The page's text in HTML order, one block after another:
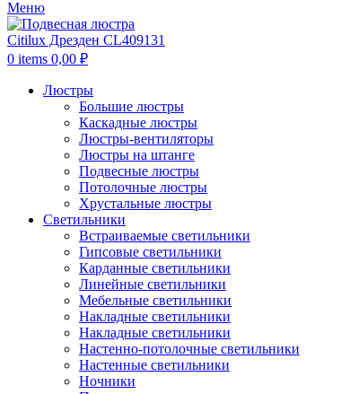
Меню
0 items 0,00 ₽
Люстры
Большие люстры
Каскадные люстры
Люстры-вентиляторы
Люстры на штанге
Подвесные люстры
Потолочные люстры
Хрустальные люстры
Светильники
Встраиваемые светильники
Гипсовые светильники
Карданные светильники
Линейные светильники
Мебельные светильники
Накладные светильники
Накладные светильники
Настенно-потолочные светильники
Настенные светильники
Ночники